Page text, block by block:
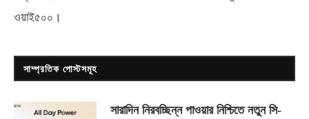
ওয়াই৫০০ ।
সাম্প্রতিক পোস্টসমূহ
সারাদিন নিরবচ্ছিন্ন পাওয়ার নিশ্চিতে নতুন সি-